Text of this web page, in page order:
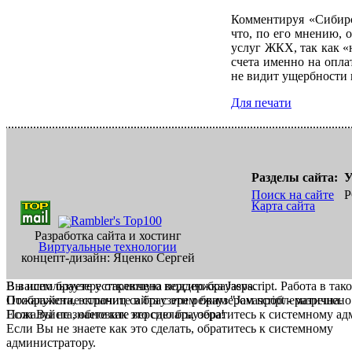
Комментируя
что, по его мнению,
услуг ЖКХ, так как
счета именно на
не видит ущербности
Для печати
Разработка сайта и хостинг
Виртуальные технологии
концепт-дизайн: Яценко Сергей
Разделы сайта:
Поиск на сайте
Карта сайта
В вашем браузере отключена поддержка Jasvscript. Работа в
Пожалуйста, включите в браузере режим "Javascript -
Если Вы не знаете как это сделать, обратитесь к системному
Вы используете устаревшую версию браузера.
Отображение страниц сайта с этим браузером проблематична.
Пожалуйста, обновите версию браузера!
Если Вы не знаете как это сделать, обратитесь к системному
администратору.